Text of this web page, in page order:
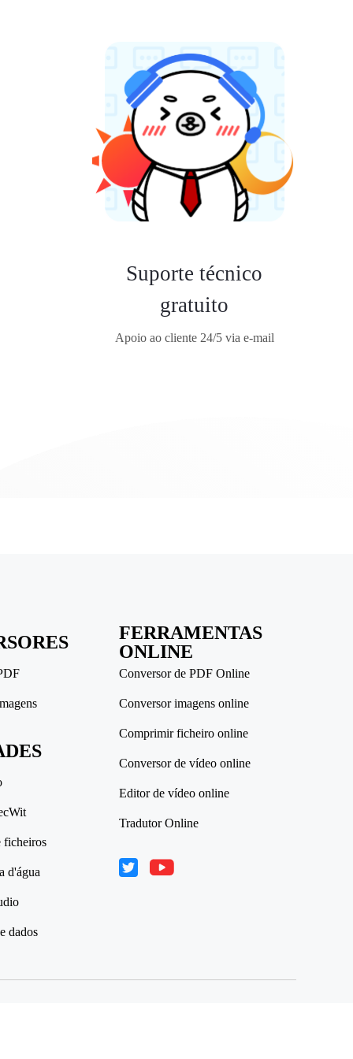
Suporte técnico
gratuito
Apoio ao cliente 24/5 via e-mail
ficheiros
d'água
dados
FERRAMENTAS
ONLINE
Conversor de PDF Online
Conversor imagens online
Comprimir ficheiro online
Conversor de vídeo online
Editor de vídeo online
Tradutor Online